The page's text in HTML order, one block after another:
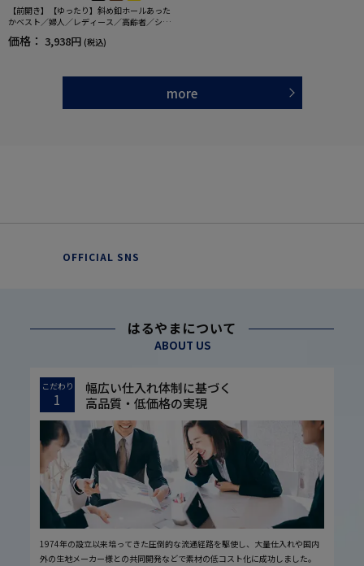
【前開き】【ゆったり】斜め釦ホールあった
かベスト／婦人／レディース／高齢者／シニ
ア／ゆったりアームホール／介護／お出かけ
／施設／ギフト／プレゼント 【CF】
価格： 3,938円 (税込)
more
OFFICIAL SNS
はるやまについて
ABOUT US
こだわり
1
幅広い仕入れ体制に基づく
高品質・低価格の実現
1974年の設立以来培ってきた圧倒的な流通経路を駆使し、大量仕入れや国内
外の生地メーカー様との共同開発などで素材の低コスト化に成功しました。